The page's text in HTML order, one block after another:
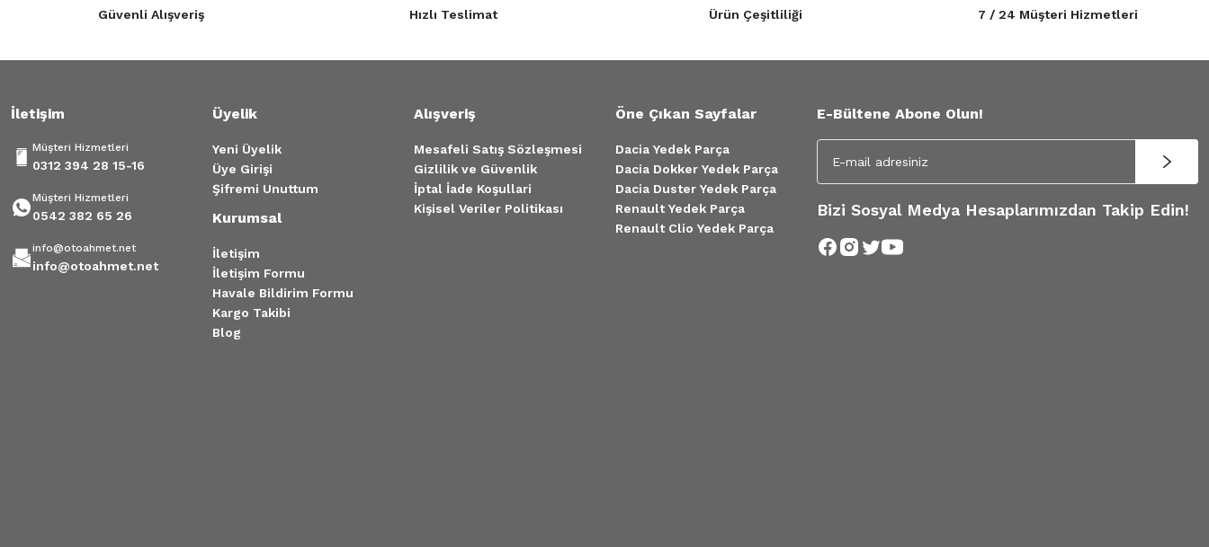
Güvenli Alışveriş Hızlı Teslimat Ürün Çeşitliliği 7 / 24 Müşteri Hizmetleri
İletişim
Müşteri Hizmetleri
0312 394 28 15-16
Müşteri Hizmetleri
0542 382 65 26
info@otoahmet.net
info@otoahmet.net
Üyelik
Yeni Üyelik
Üye Girişi
Şifremi Unuttum
Kurumsal
İletişim
İletişim Formu
Havale Bildirim Formu
Kargo Takibi
Blog
Alışveriş
Mesafeli Satış Sözleşmesi
Gizlilik ve Güvenlik
İptal İade Koşullari
Kişisel Veriler Politikası
Öne Çıkan Sayfalar
Dacia Yedek Parça
Dacia Dokker Yedek Parça
Dacia Duster Yedek Parça
Renault Yedek Parça
Renault Clio Yedek Parça
E-Bültene Abone Olun!
Bizi Sosyal Medya Hesaplarımızdan Takip Edin!